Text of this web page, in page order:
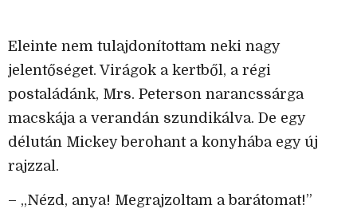
Eleinte nem tulajdonítottam neki nagy
jelentőséget. Virágok a kertből, a régi
postaládánk, Mrs. Peterson narancssárga
macskája a verandán szundikálva. De egy
délután Mickey berohant a konyhába egy új
rajzzal.
– „Nézd, anya! Megrajzoltam a barátomat!”